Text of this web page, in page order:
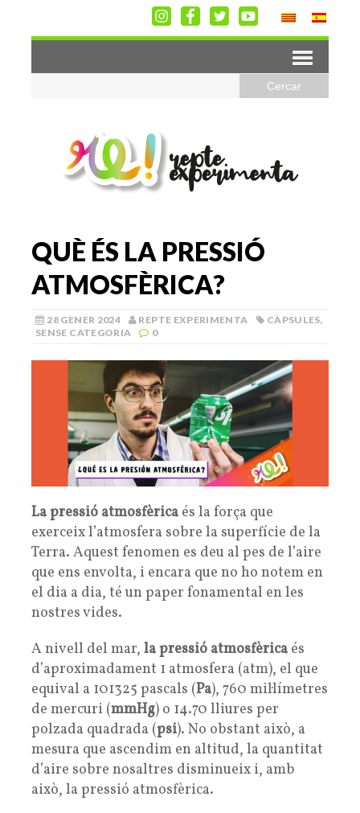
QUÈ ÉS LA PRESSIÓ
ATMOSFÈRICA?
28 GENER 2024 REPTE EXPERIMENTA CÀPSULES,
SENSE CATEGORIA
0
La pressió atmosfèrica és la força que
exerceix l’atmosfera sobre la superfície de la
Terra. Aquest fenomen es deu al pes de l’aire
que ens envolta, i encara que no ho notem en
el dia a dia, té un paper fonamental en les
nostres vides.
A nivell del mar, la pressió atmosfèrica és
d’aproximadament 1 atmosfera (atm), el que
equival a 101325 pascals (Pa), 760 mil·límetres
de mercuri (mmHg) o 14.70 lliures per
polzada quadrada (psi). No obstant això, a
mesura que ascendim en altitud, la quantitat
d’aire sobre nosaltres disminueix i, amb
això, la pressió atmosfèrica.